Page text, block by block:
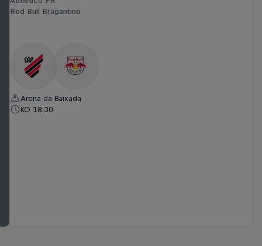
Red Bull Bragantino
Arena da Baixada
KO 18:30